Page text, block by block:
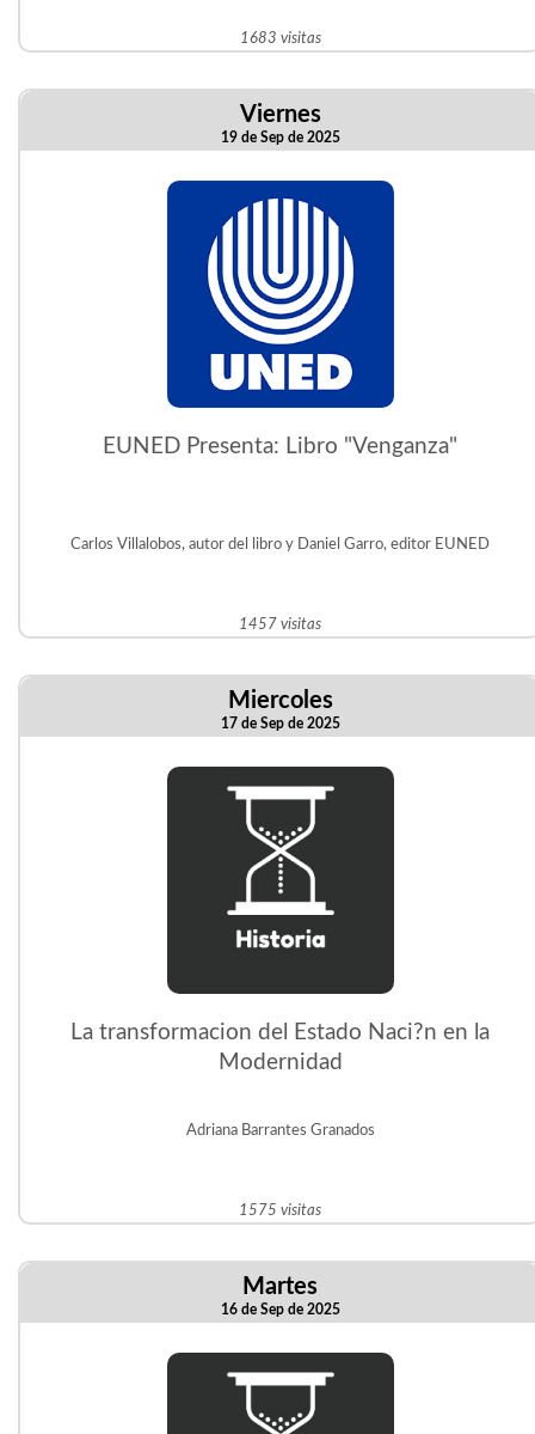
1683 visitas
Viernes
19 de Sep de 2025
EUNED Presenta: Libro "Venganza"
Carlos Villalobos, autor del libro y Daniel Garro, editor EUNED
1457 visitas
Miercoles
17 de Sep de 2025
La transformacion del Estado Naci?n en la
Modernidad
Adriana Barrantes Granados
1575 visitas
Martes
16 de Sep de 2025